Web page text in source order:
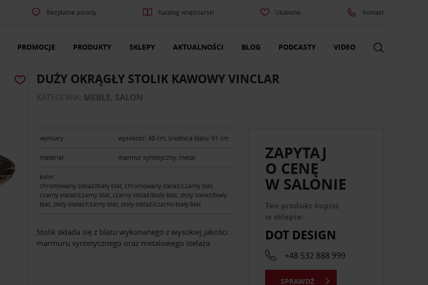
Bezpłatne porady Katalog wnętrzarski Ulubione Kontakt
PROMOCJE PRODUKTY SKLEPY AKTUALNOŚCI BLOG PODCASTY VIDEO
DUŻY OKRĄGŁY STOLIK KAWOWY VINCLAR
KATEGORIA: MEBLE, SALON
wymiary: wysokość: 40 cm, średnica blatu: 91 cm
materiał: marmur syntetyczny, metal
kolor:
chromowany stelaż/biały blat, chromowany stelaż/czarny blat,
czarny stelaż/czarny blat, czarny stelaż/biały blat, złoty stelaż/biały
blat, złoty stelaż/czarny blat, złoty stelaż/czarno-biały blat
Stolik składa się z blatu wykonanego z wysokiej jakości
marmuru syntetycznego oraz metalowego stelaża.
ZAPYTAJ
O CENĘ
W SALONIE
Ten produkt kupisz
w sklepie:
DOT DESIGN
+48 532 888 999
SPRAWDŹ